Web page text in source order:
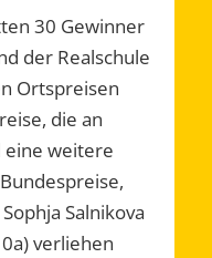
30 Gewinner
der Realschule
Ortspreisen
die an
eine weitere
Salnikova
verliehen